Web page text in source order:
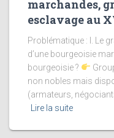
marchandes,
esclavage au
Problématique : I. Le
d’une bourgeoisie
bourgeoisie ?
non nobles mais
(armateurs,
Lire la suite